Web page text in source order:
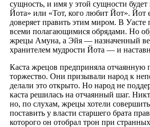
сущность, и имя у этой сущности
Йота» или «Тот, кого любит Йот». Йот
доверяет править этим миром. В Уасте
всеми полагающимися обрядами. Но
жрецы Амуна, а Эйя — назначенный
хранителем мудрости Йота — и
Каста жрецов предприняла отчаянную
торжество. Они призывали народ к
делали это открыто. Но народ не
каста решилась на отчаянный шаг.
но, по слухам, жрецы хотели
поставить у власти старшего брата
которого он отобрал трон при странных